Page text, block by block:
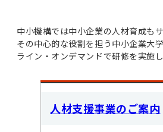
中小機構では中小企業の人材育成も
その中心的な役割を担う中小企業大
ライン・オンデマンドで研修を実施し
人材支援事業のご案内